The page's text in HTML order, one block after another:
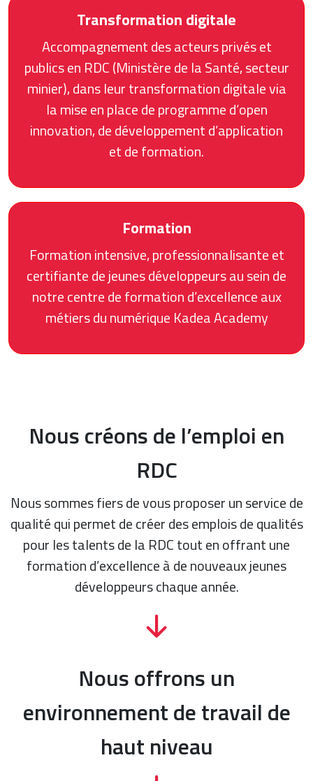
Transformation digitale
Accompagnement des acteurs privés et
publics en RDC (Ministère de la Santé, secteur
minier), dans leur transformation digitale via
la mise en place de programme d’open
innovation, de développement d’application
et de formation.
Formation
Formation intensive, professionnalisante et
certifiante de jeunes développeurs au sein de
notre centre de formation d’excellence aux
métiers du numérique Kadea Academy
Nous créons de l’emploi en
RDC
Nous sommes fiers de vous proposer un service de
qualité qui permet de créer des emplois de qualités
pour les talents de la RDC tout en offrant une
formation d’excellence à de nouveaux jeunes
développeurs chaque année.
Nous offrons un
environnement de travail de
haut niveau